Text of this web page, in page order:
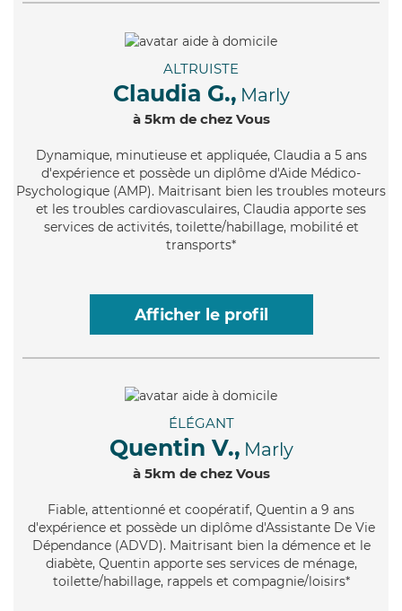
ALTRUISTE
Claudia G., Marly
à 5km de chez Vous
Dynamique, minutieuse et appliquée, Claudia a 5 ans
d'expérience et possède un diplôme d'Aide Médico-
Psychologique (AMP). Maitrisant bien les troubles moteurs
et les troubles cardiovasculaires, Claudia apporte ses
services de activités, toilette/habillage, mobilité et
transports*
Afficher le profil
ÉLÉGANT
Quentin V., Marly
à 5km de chez Vous
Fiable, attentionné et coopératif, Quentin a 9 ans
d'expérience et possède un diplôme d'Assistante De Vie
Dépendance (ADVD). Maitrisant bien la démence et le
diabète, Quentin apporte ses services de ménage,
toilette/habillage, rappels et compagnie/loisirs*